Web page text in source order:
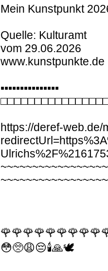
Mein Kunstpunkt
Quelle: Kulturamt
vom 29.06.2026
www.kunstpunkte.de
▪︎▪︎▪︎▪︎▪︎▪︎▪︎▪︎▪︎▪︎▪︎▪︎▪︎▪︎▪︎
https://deref-
😳🥺😩😔🕯🙏🕊